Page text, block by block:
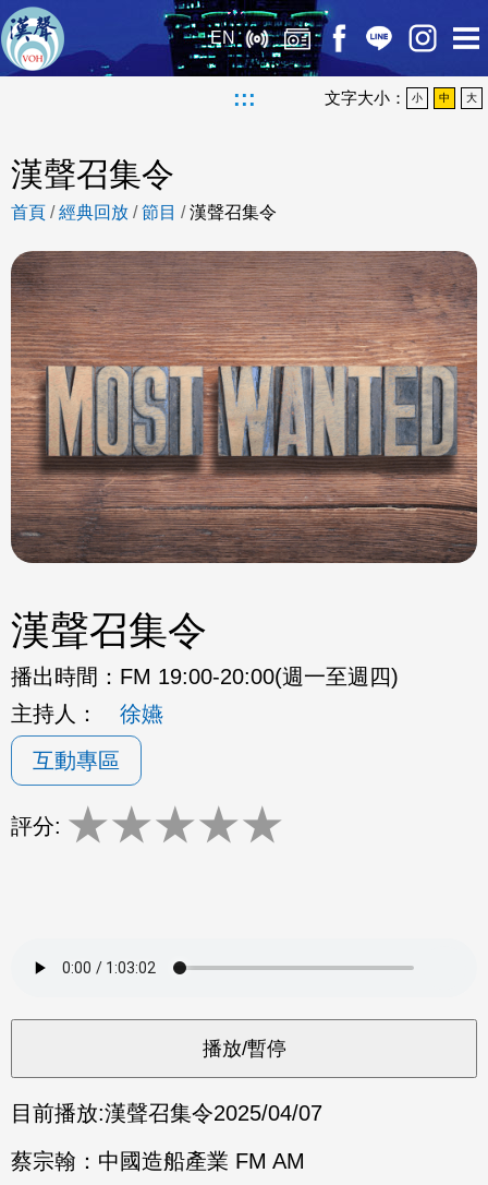
EN
::: 文字大小： 小 中 大
漢聲召集令
首頁 /經典回放 /節目 /漢聲召集令
漢聲召集令
播出時間： FM 19:00-20:00(週一至週四)
主持人：
徐嬿
互動專區
評分: ★★★★★
目前播放:漢聲召集令2025/04/07
蔡宗翰：中國造船產業 FM AM